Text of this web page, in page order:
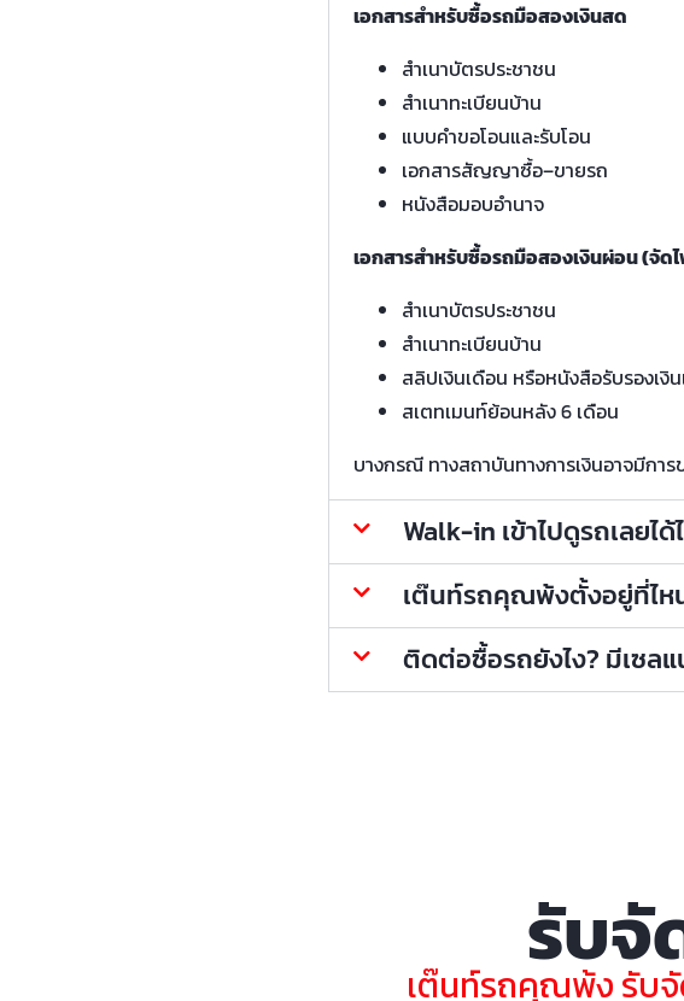
เอกสารสำหรับซื้อรถมือสองเงินสด
สำเนาบัตรประชาชน
สำเนาทะเบียนบ้าน
แบบคำขอโอนและรับโอน
เอกสารสัญญาซื้อ–ขายรถ
หนังสือมอบอำนาจ
เอกสารสำหรับซื้อรถมือสองเงินผ่อน (จัด
สำเนาบัตรประชาชน
สำเนาทะเบียนบ้าน
สลิปเงินเดือน หรือหนังสือรับรองเงิ
สเตทเมนท์ย้อนหลัง 6 เดือน
บางกรณี ทางสถาบันทางการเงินอาจมีก
Walk-in เข้าไปดูรถเลยได้
เต๊นท์รถคุณพ้งตั้งอยู่ที่ไห
ติดต่อซื้อรถยังไง? มีเซลแ
รับจั
เต๊นท์รถคุณพ้ง รับจั